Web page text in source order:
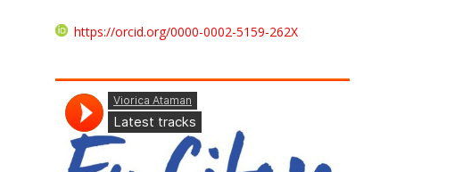
https://orcid.org/0000-0002-5159-262X